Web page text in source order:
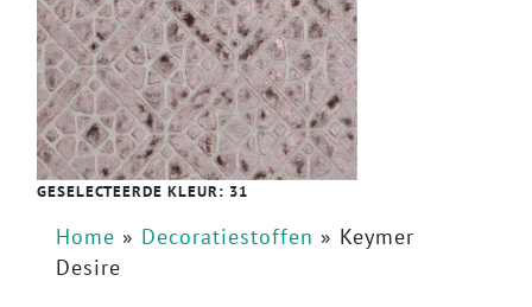
GESELECTEERDE KLEUR: 31
Home » Decoratiestoffen » Keymer
Desire